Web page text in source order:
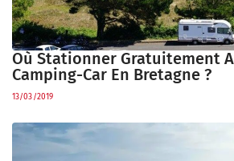
Où Stationner Gratuitement
Camping-Car En Bretagne ?
13/03/2019